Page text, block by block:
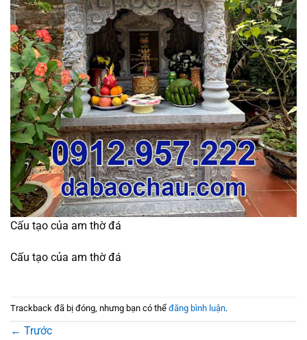
Cấu tạo của am thờ đá
Cấu tạo của am thờ đá
Trackback đã bị đóng, nhưng bạn có thể đăng bình luận.
← Trước